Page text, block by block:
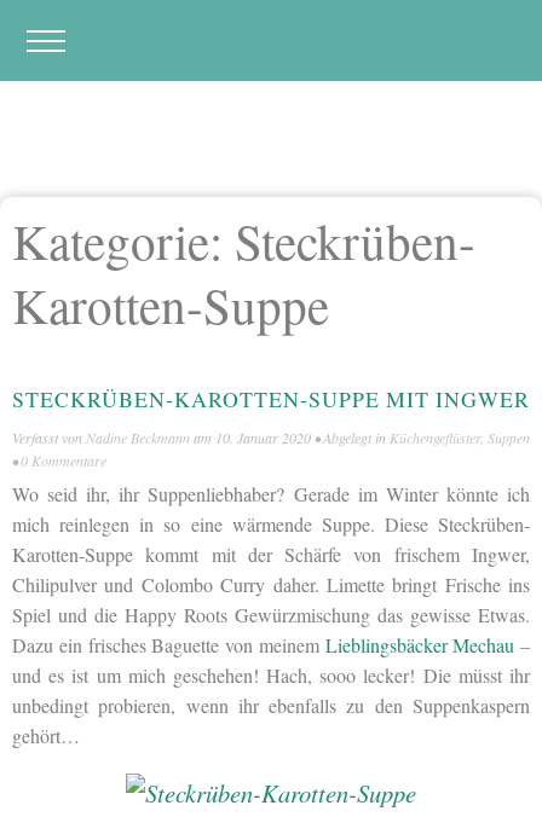
Kategorie: Steckrüben-
Karotten-Suppe
STECKRÜBEN-KAROTTEN-SUPPE MIT INGWER
Verfasst von Nadine Beckmann am 10. Januar 2020 • Abgelegt in Küchengeflüster, Suppen
•0 Kommentare
Wo seid ihr, ihr Suppenliebhaber? Gerade im Winter könnte ich
mich reinlegen in so eine wärmende Suppe. Diese Steckrüben-
Karotten-Suppe kommt mit der Schärfe von frischem Ingwer,
Chilipulver und Colombo Curry daher. Limette bringt Frische ins
Spiel und die Happy Roots Gewürzmischung das gewisse Etwas.
Dazu ein frisches Baguette von meinem Lieblingsbäcker Mechau –
und es ist um mich geschehen! Hach, sooo lecker! Die müsst ihr
unbedingt probieren, wenn ihr ebenfalls zu den Suppenkaspern
gehört…